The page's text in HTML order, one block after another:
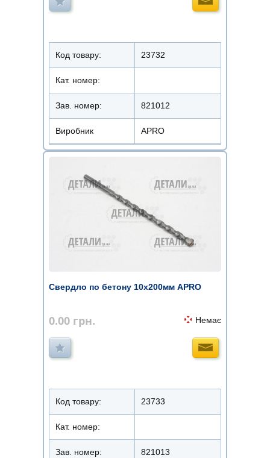
Код товару: 23732
Кат. номер:
Зав. номер: 821012
Виробник APRO
Свердло по бетону 10х200мм APRO
0.00 грн. Немає
Код товару: 23733
Кат. номер:
Зав. номер: 821013